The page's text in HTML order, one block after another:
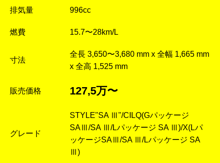
排気量 996cc
燃費 15.7〜28km/L
寸法
全長 3,650〜3,680 mm x 全幅 1,665 mm
x 全高 1,525 mm
販売価格 127,5万〜
グレード
STYLE"SA Ⅲ"/CILQ(Gパッケージ
SAⅢ/SA Ⅲ/Lパッケージ SA Ⅲ)/X(Lパ
ッケージSAⅢ/SA Ⅲ/Lパッケージ SA
Ⅲ)